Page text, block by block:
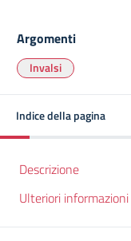
Argomenti
Invalsi
Indice della pagina
Descrizione
Ulteriori informazioni